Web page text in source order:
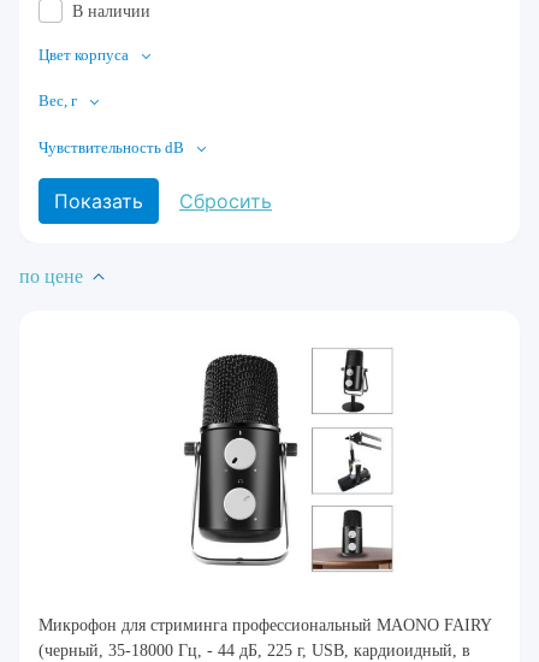
В наличии
Цвет корпуса
Вес, г
Чувствительность dB
по цене
Микрофон для стриминга профессиональный MAONO FAIRY
(черный, 35-18000 Гц, - 44 дБ, 225 г, USB, кардиоидный, в